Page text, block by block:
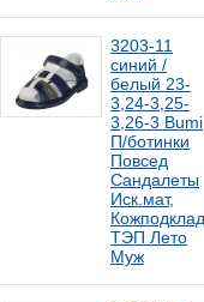
3203-11
синий /
белый 23-
3,24-3,25-
3,26-3 Bumi
П/ботинки
Повсед
Сандалеты
Иск.мат,
Кожподклад,
ТЭП Лето
Муж